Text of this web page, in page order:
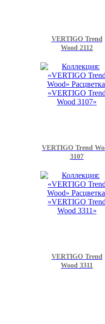
VERTIGO Trend
Wood 2112
VERTIGO Trend
3107
VERTIGO Trend
Wood 3311